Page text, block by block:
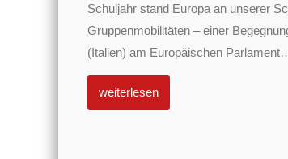
Schuljahr stand Europa an unserer
Gruppenmobilitäten – einer
(Italien) am Europäischen Parlament
weiterlesen